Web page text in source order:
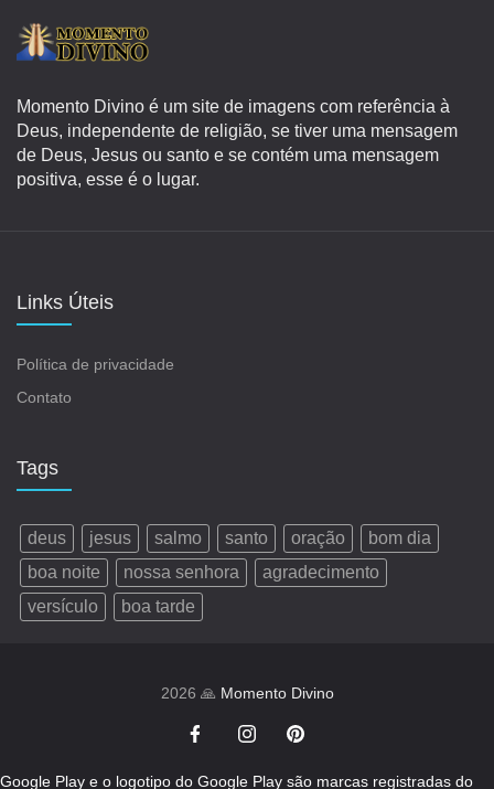
Momento Divino é um site de imagens com referência à
Deus, independente de religião, se tiver uma mensagem
de Deus, Jesus ou santo e se contém uma mensagem
positiva, esse é o lugar.
Links Úteis
Política de privacidade
Contato
Tags
deus jesus salmo santo oração
bom dia
boa noite
nossa senhora
agradecimento
versículo
boa tarde
2026 🙏 Momento Divino
Google Play e o logotipo do Google Play são marcas registradas do